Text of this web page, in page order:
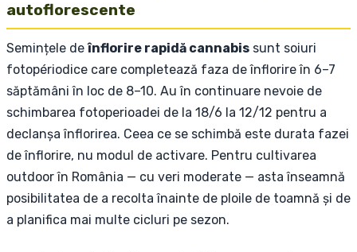
autoflorescente
Semințele deînflorire rapidă cannabis sunt soiuri
fotopériodice care completează faza de înflorire în 6–7
săptămâni în loc de 8–10. Au în continuare nevoie de
schimbarea fotoperioadei de la 18/6 la 12/12 pentru a
declanșa înflorirea. Ceea ce se schimbă este durata fazei
de înflorire, nu modul de activare. Pentru cultivarea
outdoor în România — cu veri moderate — asta înseamnă
posibilitatea de a recolta înainte de ploile de toamnă și de
a planifica mai multe cicluri pe sezon.